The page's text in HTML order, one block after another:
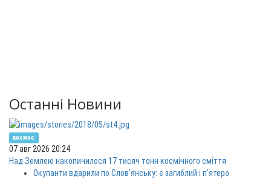
Останні Новини
космос
07 авг 2026 20:24
Над Землею накопичилося 17 тисяч тонн космічного сміття
Окупанти вдарили по Слов'янську: є загиблий і п'ятеро